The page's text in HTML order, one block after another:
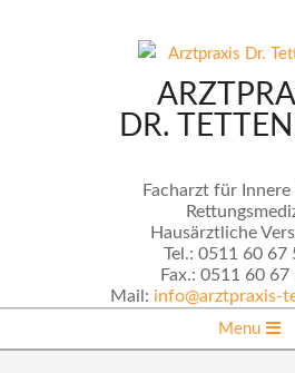
DR.
Facharzt für
Hausärztliche
Tel.: 0511 60 67
Fax.: 0511 60 67
Mail: info@arztpraxis-
Navigation
Menu